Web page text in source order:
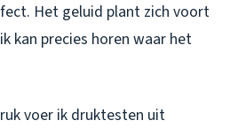
Het geluid plant zich voort
kan precies horen waar het
voer ik druktesten uit